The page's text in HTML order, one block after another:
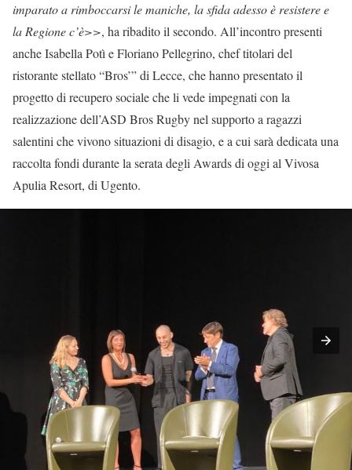
imparato a rimboccarsi le maniche, la sfida adesso è resistere e
la Regione c’è>>, ha ribadito il secondo. All’incontro presenti
anche Isabella Potì e Floriano Pellegrino, chef titolari del
ristorante stellato “Bros’” di Lecce, che hanno presentato il
progetto di recupero sociale che li vede impegnati con la
realizzazione dell’ASD Bros Rugby nel supporto a ragazzi
salentini che vivono situazioni di disagio, e a cui sarà dedicata una
raccolta fondi durante la serata degli Awards di oggi al Vivosa
Apulia Resort, di Ugento.